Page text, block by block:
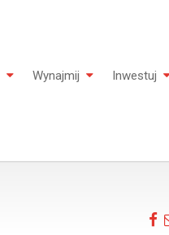
Wynajmij Inwestuj